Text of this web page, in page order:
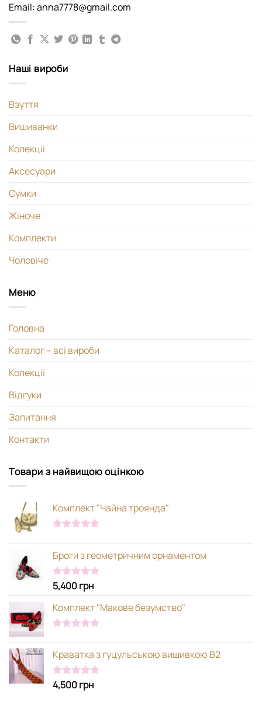
Email: anna7778@gmail.com
Наші вироби
Взуття
Вишиванки
Колекціі
Аксесуари
Сумки
Жіноче
Комплекти
Чоловіче
Меню
Головна
Каталог – всі вироби
Колекції
Відгуки
Запитання
Контакти
Товари з найвищою оцінкою
Комплект "Чайна троянда"
Броги з геометричним орнаментом
Оцінено в
з 5
5,400грн
Комплект "Макове безумство"
Краватка з гуцульською вишивкою В2
Оцінено в
з 5
4,500грн